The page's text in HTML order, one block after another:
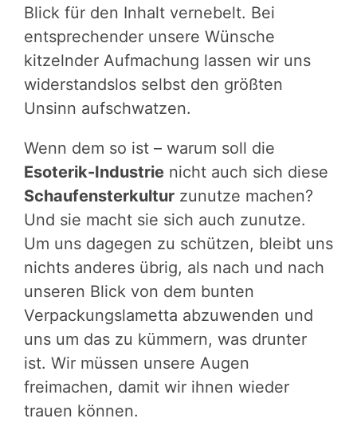
Blick für den Inhalt vernebelt. Bei
entsprechender unsere Wünsche
kitzelnder Aufmachung lassen wir uns
widerstandslos selbst den größten
Unsinn aufschwatzen.
Wenn dem so ist – warum soll die
Esoterik-Industrie nicht auch sich diese
Schaufensterkultur zunutze machen?
Und sie macht sie sich auch zunutze.
Um uns dagegen zu schützen, bleibt uns
nichts anderes übrig, als nach und nach
unseren Blick von dem bunten
Verpackungslametta abzuwenden und
uns um das zu kümmern, was drunter
ist. Wir müssen unsere Augen
freimachen, damit wir ihnen wieder
trauen können.